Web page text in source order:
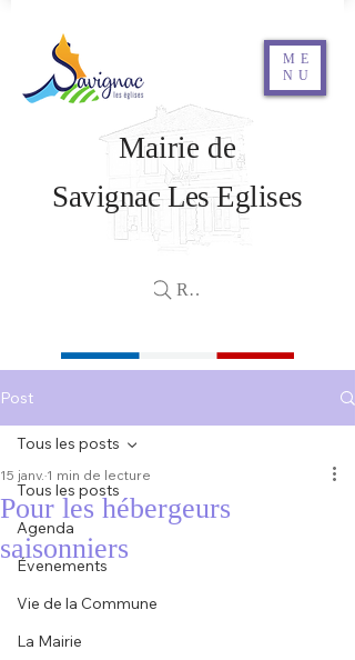
ME
NU
Savignac Les Eglises
Mairie de
Rechercher
Post
Tous les posts
Agenda
Évenements
Vie de la Commune
La Mairie
Tous les posts
Pour les hébergeurs
saisonniers
15 janv. 1 min de lecture